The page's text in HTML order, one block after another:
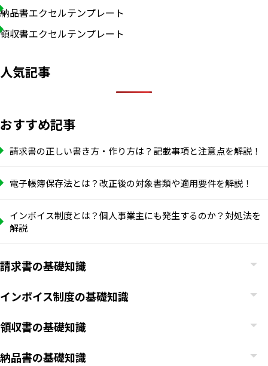
納品書エクセルテンプレート
領収書エクセルテンプレート
人気記事
おすすめ記事
請求書の正しい書き方・作り方は？記載事項と注意点を解説！
電子帳簿保存法とは？改正後の対象書類や適用要件を解説！
インボイス制度とは？個人事業主にも発生するのか？対処法を
解説
請求書の基礎知識
インボイス制度の基礎知識
領収書の基礎知識
納品書の基礎知識